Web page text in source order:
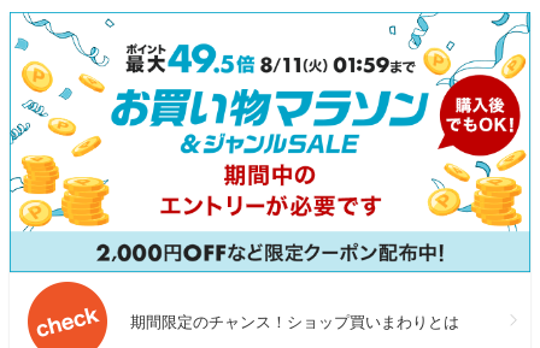
期間限定のチャンス！ショップ買いまわりとは